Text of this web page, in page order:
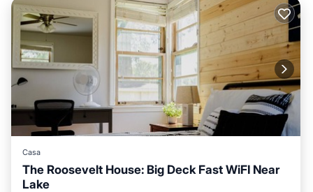
Casa
The Roosevelt House: Big Deck Fast WiFI Near
Lake